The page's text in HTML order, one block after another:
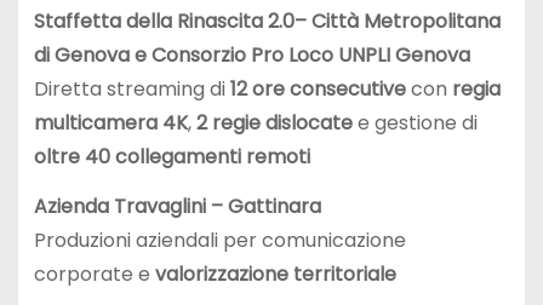
Staffetta della Rinascita 2.0– Città Metropolitana
di Genova e Consorzio Pro Loco UNPLI Genova
Diretta streaming di12 ore consecutivecon regia
multicamera 4K,2 regie dislocatee gestione di
oltre 40 collegamenti remoti
Azienda Travaglini – Gattinara
Produzioni aziendali per comunicazione
corporate e valorizzazione territoriale